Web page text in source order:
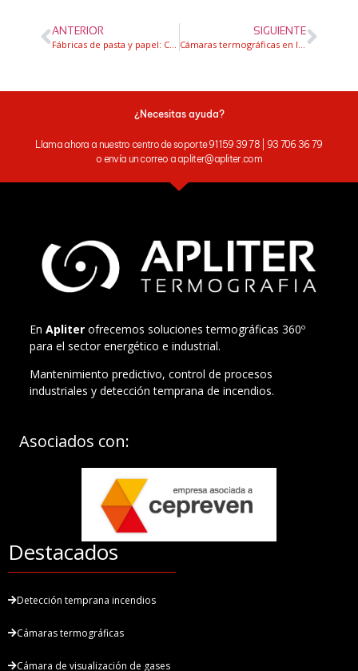
ANTERIOR
Fábricas de pasta y papel: Cómo ayudan las cámaras de imágenes acústicas a detectar fugas de aire comprimido
SIGUIENTE
Cámaras termográficas en la industria alimentaria
¿Necesitas ayuda?
Llama ahora a nuestro centro de soporte 91 159 39 78 | 93 706 36 79
o envía un correo a apliter@apliter.com
En Apliter ofrecemos soluciones termográficas 360º
para el sector energético e industrial.
Mantenimiento predictivo, control de procesos
industriales y detección temprana de incendios.
Asociados con:
Destacados
Detección temprana incendios
Cámaras termográficas
Cámara de visualización de gases